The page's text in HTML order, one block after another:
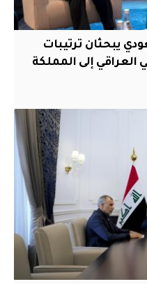
يبحثان ترتيبات
العراقي إلى المملكة